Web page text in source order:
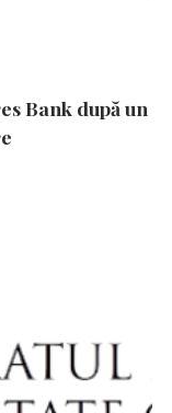
Bank după un